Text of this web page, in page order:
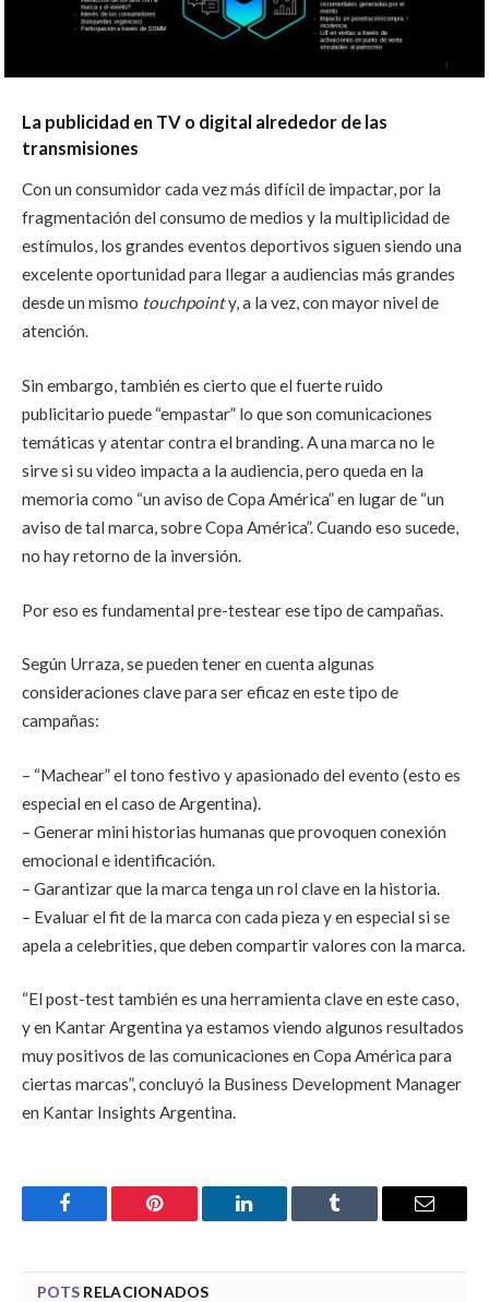
La publicidad en TV o digital alrededor de las
transmisiones
Con un consumidor cada vez más difícil de impactar, por la
fragmentación del consumo de medios y la multiplicidad de
estímulos, los grandes eventos deportivos siguen siendo una
excelente oportunidad para llegar a audiencias más grandes
desde un mismo touchpointy, a la vez, con mayor nivel de
atención.
Sin embargo, también es cierto que el fuerte ruido
publicitario puede “empastar” lo que son comunicaciones
temáticas y atentar contra el branding. A una marca no le
sirve si su video impacta a la audiencia, pero queda en la
memoria como “un aviso de Copa América” en lugar de “un
aviso de tal marca, sobre Copa América”. Cuando eso sucede,
no hay retorno de la inversión.
Por eso es fundamental pre-testear ese tipo de campañas.
Según Urraza, se pueden tener en cuenta algunas
consideraciones clave para ser eficaz en este tipo de
campañas:
– “Machear” el tono festivo y apasionado del evento (esto es
especial en el caso de Argentina).
– Generar mini historias humanas que provoquen conexión
emocional e identificación.
– Garantizar que la marca tenga un rol clave en la historia.
– Evaluar el fit de la marca con cada pieza y en especial si se
apela a celebrities, que deben compartir valores con la marca.
“El post-test también es una herramienta clave en este caso,
y en Kantar Argentina ya estamos viendo algunos resultados
muy positivos de las comunicaciones en Copa América para
ciertas marcas”, concluyó la Business Development Manager
en Kantar Insights Argentina.
Facebook Pinterest LinkedIn Tumblr Email
POTS RELACIONADOS